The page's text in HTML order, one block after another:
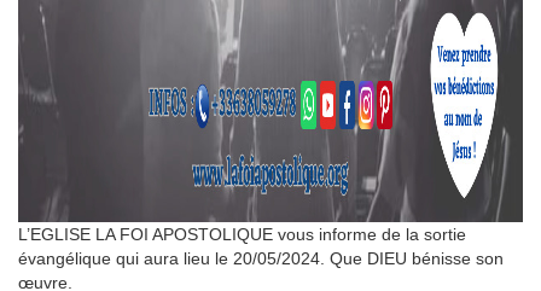
L’EGLISE LA FOI APOSTOLIQUE vous informe de la sortie
évangélique qui aura lieu le 20/05/2024. Que DIEU bénisse son
œuvre.